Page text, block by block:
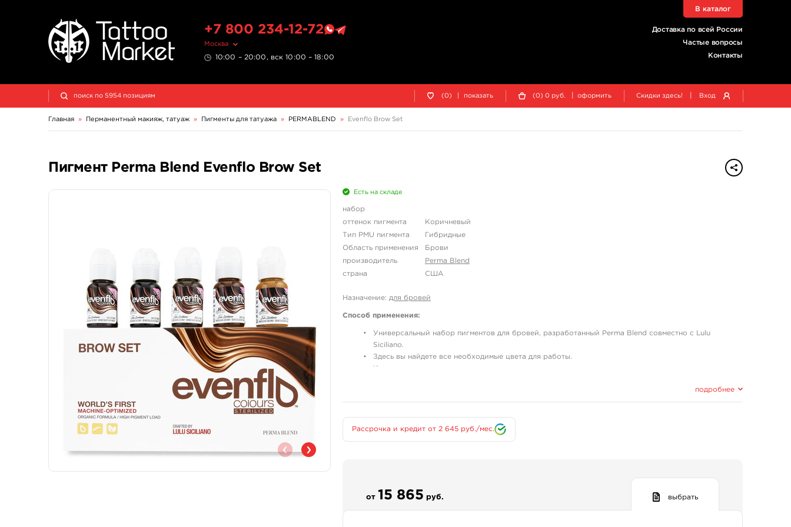
+7 800 234-12-72
Москва
10:00 – 20:00, вск 10:00 – 18:00
Доставка по всей России
Частые вопросы
Контакты
В каталог
(0) показать (0) 0 руб. оформить Скидки здесь! Вход
Главная » Перманентный макияж, татуаж » Пигменты для татуажа » PERMABLEND » Evenflo Brow Set
Пигмент Perma Blend Evenflo Brow Set
Есть на складе
набор
оттенок пигмента
Коричневый
Тип PMU пигмента
Гибридные
Область применения
Брови
производитель
Perma Blend
страна
США
Назначение: для бровей
Способ применения:
Универсальный набор пигментов для бровей, разработанный Perma Blend совместно с Lulu
Siciliano.
Здесь вы найдете все необходимые цвета для работы.
Краски хорошо смешиваются друг с другом, для получения идеального и натурального оттенка.
Oak
подробнее
Рассрочка и кредит от 2 645 руб./мес.
от 15 865 руб. выбрать